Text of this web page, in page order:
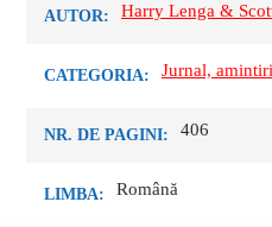
AUTOR: Harry Lenga &
CATEGORIA: Jurnal, amintiri
NR. DE PAGINI: 406
LIMBA: Română